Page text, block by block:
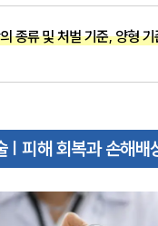
종류 및 처벌 기준, 양형
| 피해 회복과 손해배